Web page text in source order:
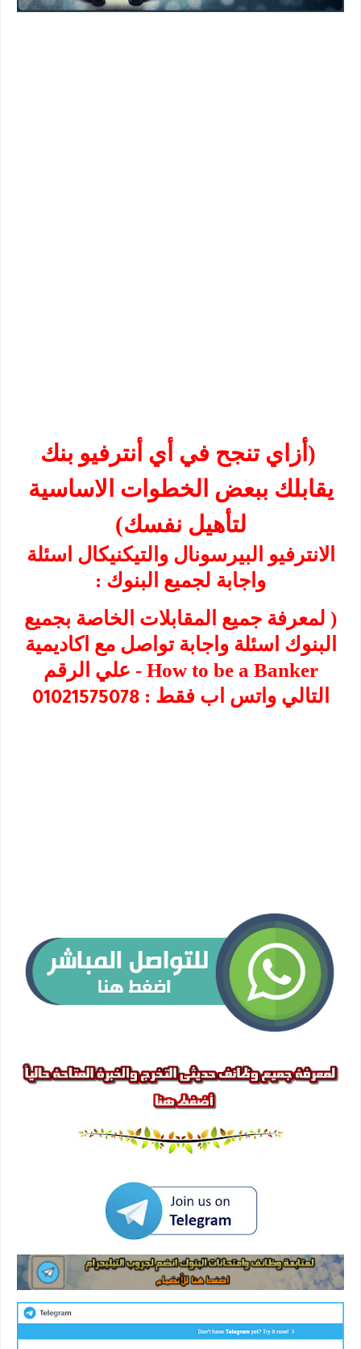
) أزاي تنجح في أي أنترفيو بنك
يقابلك ببعض الخطوات الاساسية
لتأهيل نفسك)
الانترفيو البيرسونال والتيكنيكال اسئلة
واجابة لجميع البنوك :
( لمعرفة جميع المقابلات الخاصة بجميع
البنوك اسئلة واجابة تواصل مع اكاديمية
How to be a Banker - علي الرقم
التالي واتس اب فقط :01021575078